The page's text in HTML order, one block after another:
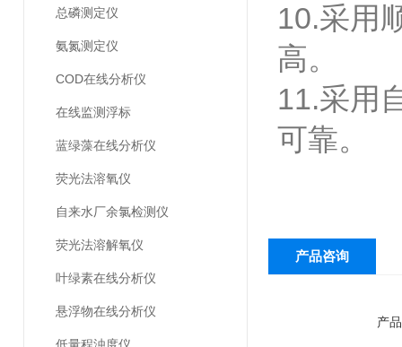
总磷测定仪
氨氮测定仪
COD在线分析仪
在线监测浮标
蓝绿藻在线分析仪
荧光法溶氧仪
自来水厂余氯检测仪
荧光法溶解氧仪
叶绿素在线分析仪
悬浮物在线分析仪
10.采用
高。
11.采用
可靠。
产品咨询
产